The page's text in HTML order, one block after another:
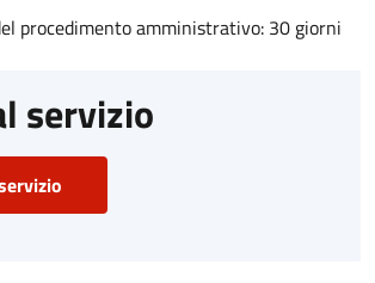
procedimento amministrativo: 30 giorni
servizio